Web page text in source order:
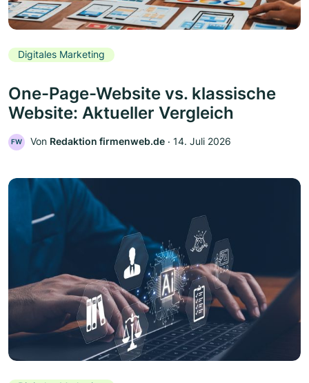
Digitales Marketing
One-Page-Website vs. klassische
Website: Aktueller Vergleich
FW Von Redaktion firmenweb.de ‧ 14. Juli 2026